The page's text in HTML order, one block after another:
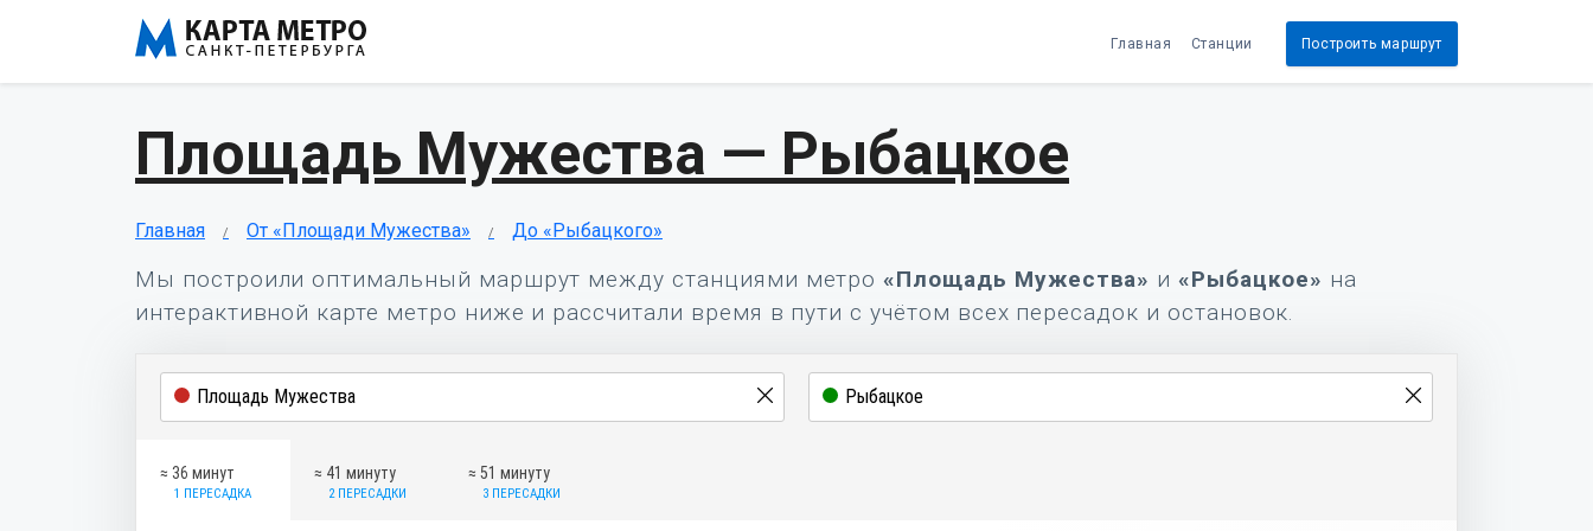
Главная Станции Построить маршрут
Площадь Мужества — Рыбацкое
Главная От «Площади Мужества» До «Рыбацкого»
Мы построили оптимальный маршрут между станциями метро«Площадь Мужества» и«Рыбацкое» на
интерактивной карте метро ниже и рассчитали время в пути с учётом всех пересадок и остановок.
≈ 36 минут
1 ПЕРЕСАДКА
≈ 41 минуту
2 ПЕРЕСАДКИ
≈ 51 минуту
3 ПЕРЕСАДКИ